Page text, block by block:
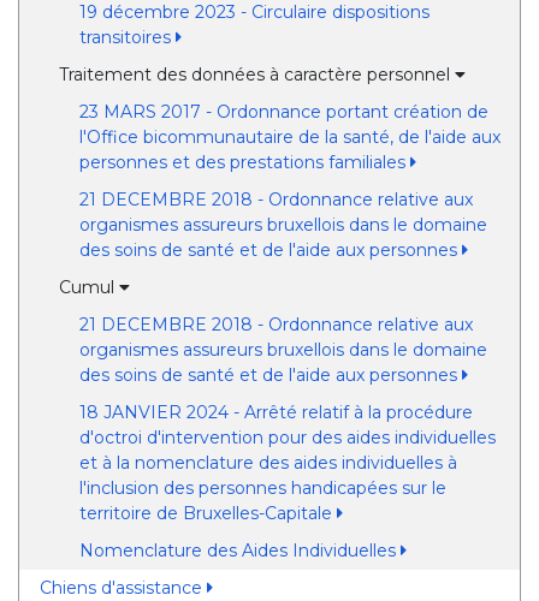
19 décembre 2023 - Circulaire dispositions
transitoires
Traitement des données à caractère personnel
23 MARS 2017 - Ordonnance portant création de
l'Office bicommunautaire de la santé, de l'aide aux
personnes et des prestations familiales
21 DECEMBRE 2018 - Ordonnance relative aux
organismes assureurs bruxellois dans le domaine
des soins de santé et de l'aide aux personnes
Cumul
21 DECEMBRE 2018 - Ordonnance relative aux
organismes assureurs bruxellois dans le domaine
des soins de santé et de l'aide aux personnes
18 JANVIER 2024 - Arrêté relatif à la procédure
d'octroi d'intervention pour des aides individuelles
et à la nomenclature des aides individuelles à
l'inclusion des personnes handicapées sur le
territoire de Bruxelles-Capitale
Nomenclature des Aides Individuelles
Chiens d'assistance